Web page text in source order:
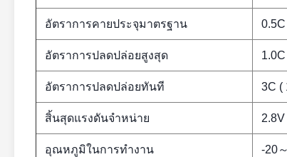
อัตราการคายประจุมาตรฐาน 0.5C
อัตราการปลดปล่อยสูงสุด 1.0C
อัตราการปลดปล่อยทันที 3C (
สิ้นสุดแรงดันจำหน่าย 2.8V
อุณหภูมิในการทำงาน -20